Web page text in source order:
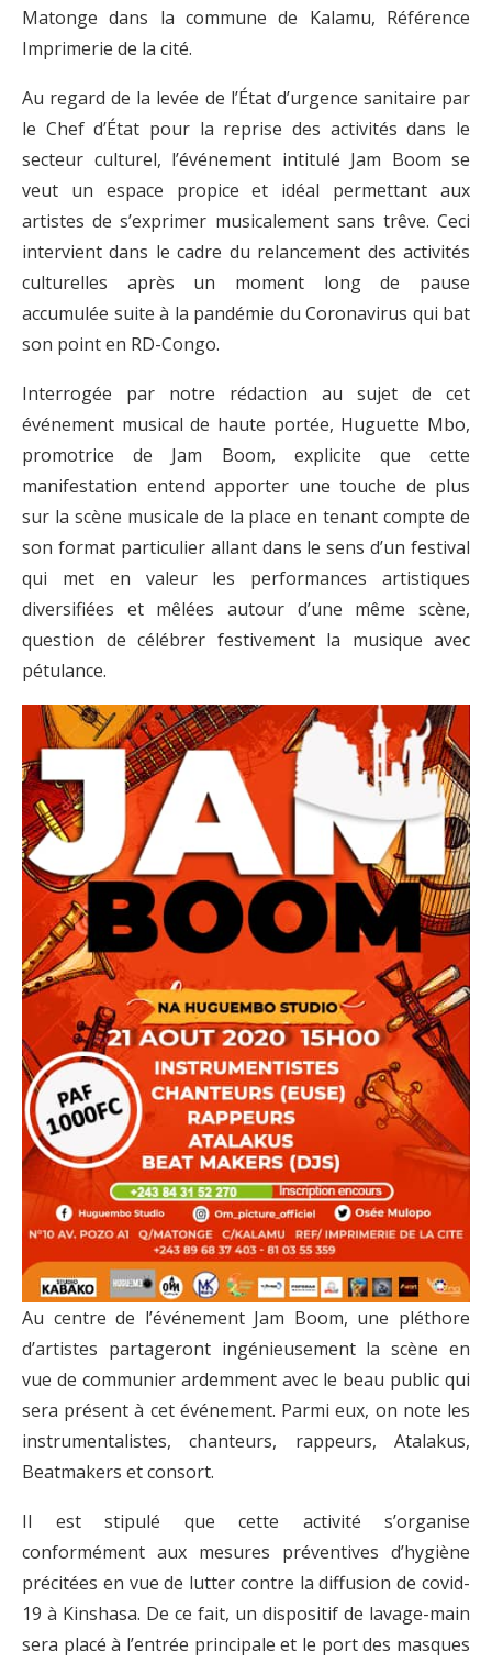
Matonge dans la commune de Kalamu, Référence
Imprimerie de la cité.
Au regard de la levée de l’État d’urgence sanitaire par
le Chef d’État pour la reprise des activités dans le
secteur culturel, l’événement intitulé Jam Boom se
veut un espace propice et idéal permettant aux
artistes de s’exprimer musicalement sans trêve. Ceci
intervient dans le cadre du relancement des activités
culturelles après un moment long de pause
accumulée suite à la pandémie du Coronavirus qui bat
son point en RD-Congo.
Interrogée par notre rédaction au sujet de cet
événement musical de haute portée, Huguette Mbo,
promotrice de Jam Boom, explicite que cette
manifestation entend apporter une touche de plus
sur la scène musicale de la place en tenant compte de
son format particulier allant dans le sens d’un festival
qui met en valeur les performances artistiques
diversifiées et mêlées autour d’une même scène,
question de célébrer festivement la musique avec
pétulance.
Au centre de l’événement Jam Boom, une pléthore
d’artistes partageront ingénieusement la scène en
vue de communier ardemment avec le beau public qui
sera présent à cet événement. Parmi eux, on note les
instrumentalistes, chanteurs, rappeurs, Atalakus,
Beatmakers et consort.
Il est stipulé que cette activité s’organise
conformément aux mesures préventives d’hygiène
précitées en vue de lutter contre la diffusion de covid-
19 à Kinshasa. De ce fait, un dispositif de lavage-main
sera placé à l’entrée principale et le port des masques